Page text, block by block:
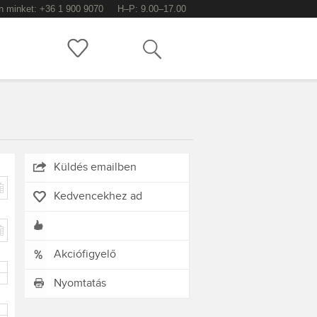
minket: +36 1 900 9070 H–P: 9.00–17.00
Küldés emailben
Kedvencekhez ad
Akciófigyelő
Nyomtatás